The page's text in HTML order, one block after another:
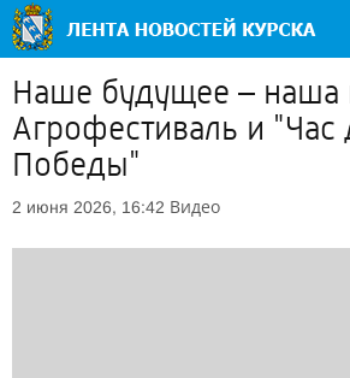
Наше будущее – наша
Агрофестиваль и "Час
Победы"
2 июня 2026, 16:42 Видео